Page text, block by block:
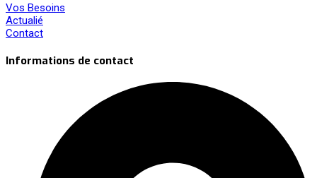
Vos Besoins
Actualié
Contact
Informations de contact